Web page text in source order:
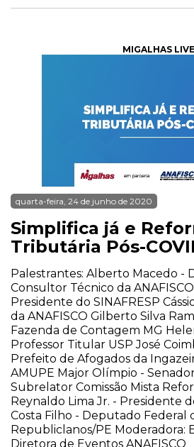
MIGALHAS LIVE
quarta-feira, 24 de junho de 2020
Simplifica já e
Tributária Pós-
Palestrantes: Alberto Macedo -
Consultor Técnico da
Presidente do SINAFRESP
da ANAFISCO Gilberto Silva
Fazenda de Contagem MG
Professor Titular USP José
Prefeito de Afogados da
AMUPE Major Olímpio -
Subrelator Comissão Mista
Reynaldo Lima Jr. - Presidente
Costa Filho - Deputado Federal
Republiclanos/PE Moderadora:
Diretora de Eventos ANAFISCO